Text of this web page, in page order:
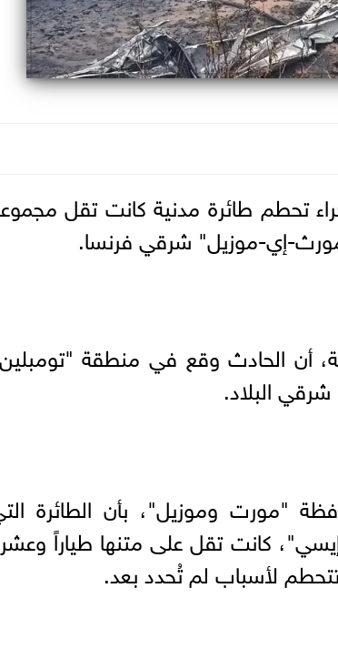
جراء تحطم طائرة مدنية كانت تقل
إي-موزيل" شرقي فرنسا.
أن الحادث وقع في منطقة
البلاد.
"مورت وموزيل"، بأن الطائرة
كانت تقل على متنها طياراً
لأسباب لم تُحدد بعد.